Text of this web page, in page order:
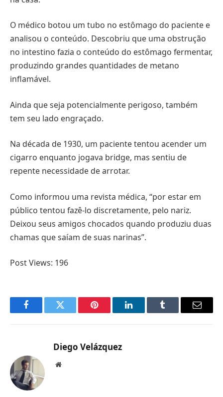
O médico botou um tubo no estômago do paciente e
analisou o conteúdo. Descobriu que uma obstrução
no intestino fazia o conteúdo do estômago fermentar,
produzindo grandes quantidades de metano
inflamável.
Ainda que seja potencialmente perigoso, também
tem seu lado engraçado.
Na década de 1930, um paciente tentou acender um
cigarro enquanto jogava bridge, mas sentiu de
repente necessidade de arrotar.
Como informou uma revista médica, “por estar em
público tentou fazê-lo discretamente, pelo nariz.
Deixou seus amigos chocados quando produziu duas
chamas que saíam de suas narinas”.
Post Views: 196
FacebookTwitter Pinterest LinkedInTumblr Email
Diego Velázquez
Website